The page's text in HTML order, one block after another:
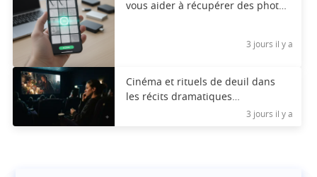
vous aider à récupérer des photos
3 jours il y a
Cinéma et rituels de deuil dans
les récits dramatiques
3 jours il y a